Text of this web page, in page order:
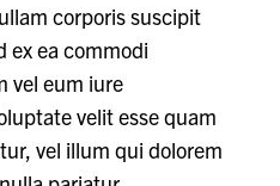
corporis suscipit
ex ea commodi
vel eum iure
velit esse quam
vel illum qui dolorem